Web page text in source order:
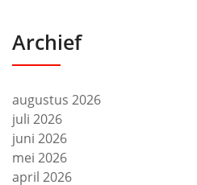
Archief
augustus 2026
juli 2026
juni 2026
mei 2026
april 2026